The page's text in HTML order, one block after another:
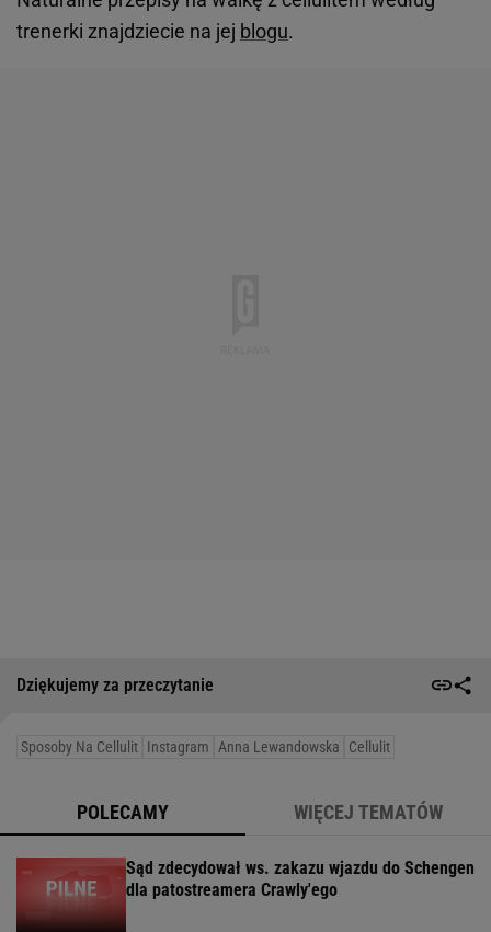
trenerki znajdziecie na jej blogu.
Dziękujemy za przeczytanie
Sposoby Na Cellulit Instagram Anna Lewandowska Cellulit
POLECAMY WIĘCEJ TEMATÓW
Sąd zdecydował ws. zakazu wjazdu do Schengen
dla patostreamera Crawly'ego